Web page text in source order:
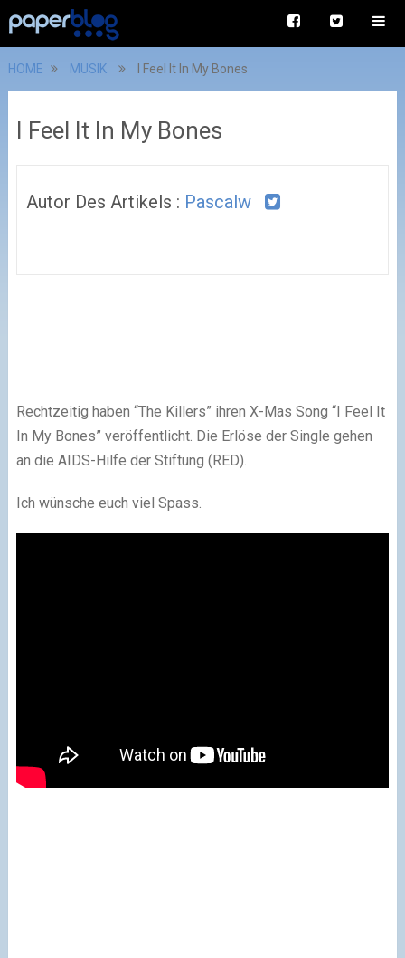
HOME MUSIK I Feel It In My Bones
I Feel It In My Bones
Autor Des Artikels : Pascalw
Rechtzeitig haben “The Killers” ihren X-Mas Song “I Feel It
In My Bones” veröffentlicht. Die Erlöse der Single gehen
an die AIDS-Hilfe der Stiftung (RED).
Ich wünsche euch viel Spass.